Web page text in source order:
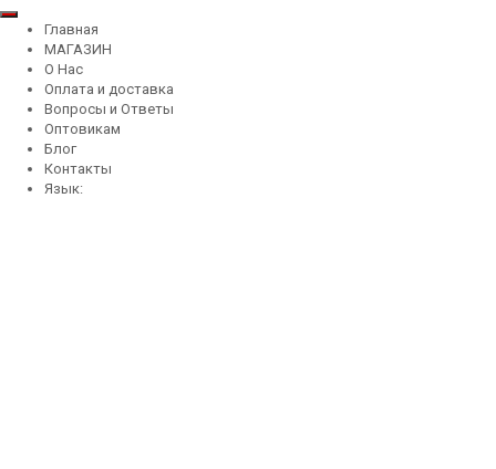
Главная
МАГАЗИН
О Нас
Оплата и доставка
Вопросы и Ответы
Оптовикам
Блог
Контакты
Язык: